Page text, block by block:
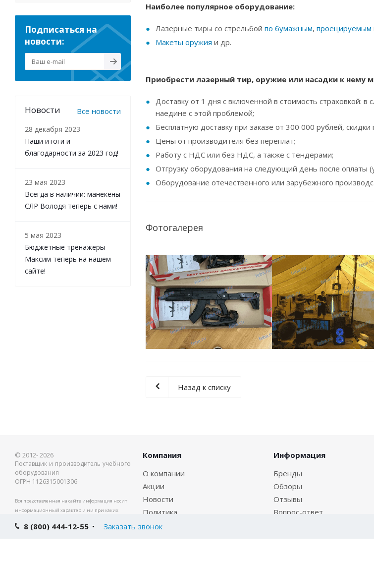
Наиболее популярное оборудование:
Лазерные тиры со стрельбой по бумажным, проецируемым
Макеты оружия и др.
Приобрести лазерный тир, оружие или насадки к нему
Доставку от 1 дня с включенной в стоимость страховкой:
наедине с этой проблемой;
Бесплатную доставку при заказе от 300 000 рублей,
Цены от производителя без переплат;
Работу с НДС или без НДС, а также с тендерами;
Отгрузку оборудования на следующий день после оплаты
Оборудование отечественного или зарубежного
Фотогалерея
Назад к списку
Подписаться на
новости:
Новости Все новости
28 декабря 2023
Наши итоги и
благодарности за 2023 год!
23 мая 2023
Всегда в наличии: манекены
СЛР Володя теперь с нами!
5 мая 2023
Бюджетные тренажеры
Максим теперь на нашем
сайте!
© 2012- 2026
Поставщик и производитель учебного
оборудования
ОГРН 1126315001306
Вся представленная на сайте информация носит
информационный характер и ни при каких
определяемой положениями Статьи 437(2) ГК РФ
Компания
О компании
Акции
Новости
Политика
Вакансии
Информация
Бренды
Обзоры
Отзывы
Вопрос-ответ
8 (800) 444-12-55 Заказать звонок